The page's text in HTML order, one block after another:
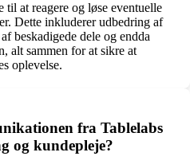
at reagere og løse eventuelle
Dette inkluderer udbedring af
beskadigede dele og endda
alt sammen for at sikre at
oplevelse.
fra Tablelabs
og kundepleje?